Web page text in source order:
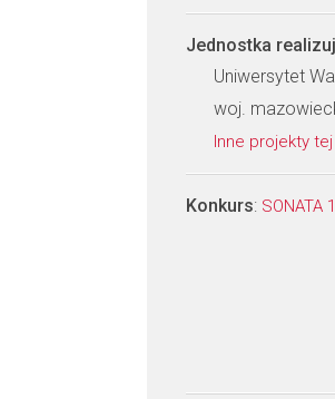
Jednostka
Uniwersytet
woj.
Inne projekty
Konkurs: SONATA